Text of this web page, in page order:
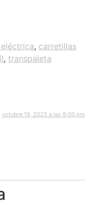
, carretillas
, transpaleta
octubre 19, 2025 a las 8:00 pm